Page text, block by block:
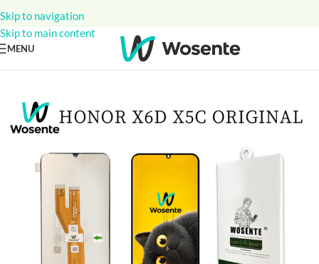
Skip to navigation
Skip to main content
MENU